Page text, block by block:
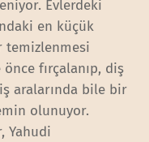
Evlerdeki
en küçük
temizlenmesi
fırçalanıp, diş
aralarında bile bir
olunuyor.
Yahudi